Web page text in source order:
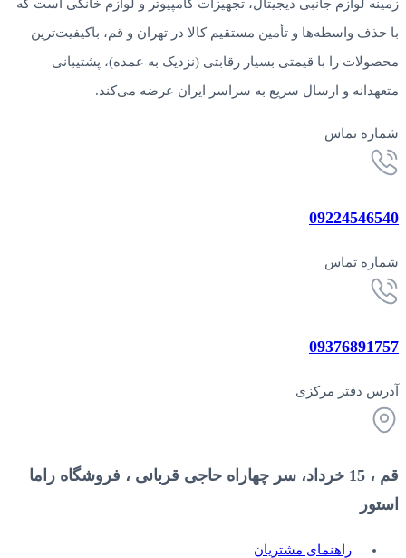
زمینه لوازم جانبی دیجیتال، تجهیزات کامپیوتر و لوازم خانگی است که
با حذف واسطه‌ها و تأمین مستقیم کالا در تهران و قم، باکیفیت‌ترین
محصولات را با قیمتی بسیار رقابتی (نزدیک به عمده)، پشتیبانی
متعهدانه و ارسال سریع به سراسر ایران عرضه می‌کند.
شماره تماس
09224546540
شماره تماس
09376891757
آدرس دفتر مرکزی
قم ، 15 خرداد، سر چهاراه حاجی قربانی ، فروشگاه راما
استور
راهنمای مشتریان